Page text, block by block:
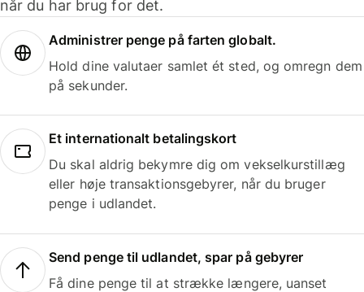
når du har brug for det.
Administrer penge på farten globalt.
Hold dine valutaer samlet ét sted, og omregn dem
på sekunder.
Et internationalt betalingskort
Du skal aldrig bekymre dig om vekselkurstillæg
eller høje transaktionsgebyrer, når du bruger
penge i udlandet.
Send penge til udlandet, spar på gebyrer
Få dine penge til at strække længere, uanset